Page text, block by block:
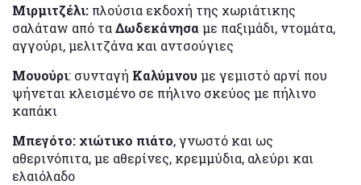
Μιρμιτζέλι: πλούσια εκδοχή της χωριάτικης
σαλάταw από ταΔωδεκάνησα με παξιμάδι, ντομάτα,
αγγούρι, μελιτζάνα και αντσούγιες
Mουούρι: συνταγή Καλύμνουμε γεμιστό αρνί που
ψήνεται κλεισμένο σε πήλινο σκεύος με πήλινο
καπάκι
Μπεγότο: χιώτικο πιάτο, γνωστό και ως
αθερινόπιτα, με αθερίνες, κρεμμύδια, αλεύρι και
ελαιόλαδο